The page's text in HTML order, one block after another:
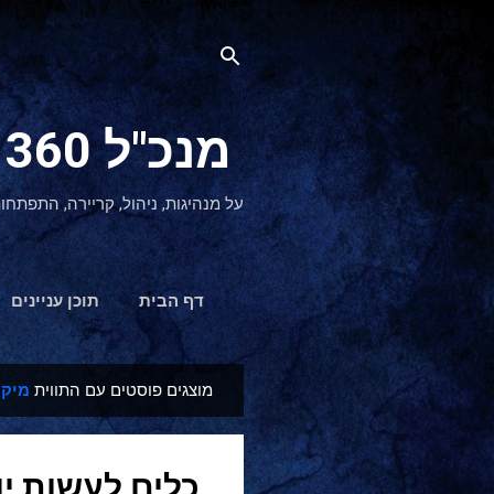
מנכ"ל 360 CEO - מנהיגות והתפתחות אישית
על מנהיגות, ניהול, קריירה,
דף הבית תוכן עניינים
ש
מוצגים פוסטים עם התווית